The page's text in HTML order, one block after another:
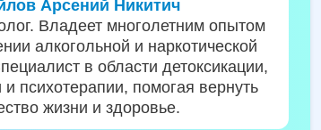
Арсений Никитич
Владеет многолетним опытом
алкогольной и наркотической
в области детоксикации,
психотерапии, помогая вернуть
жизни и здоровье.